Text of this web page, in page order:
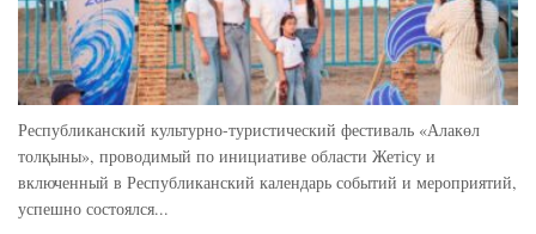
Республиканский культурно-туристический фестиваль «Алакөл
толқыны», проводимый по инициативе области Жетісу и
включенный в Республиканский календарь событий и мероприятий,
успешно состоялся...